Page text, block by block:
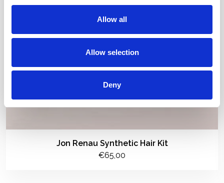
Allow all
Allow selection
Deny
Jon Renau Synthetic Hair Kit
€65,00